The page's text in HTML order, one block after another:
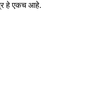
हे एकच आहे.